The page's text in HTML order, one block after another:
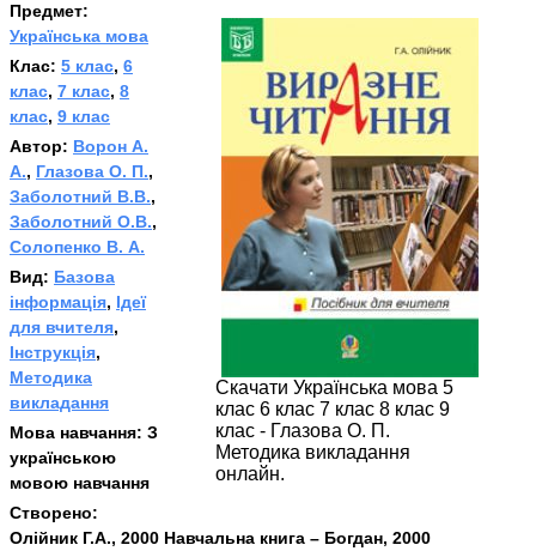
Скачати Українська мова 5
клас 6 клас 7 клас 8 клас 9
клас - Глазова О. П.
Методика викладання
онлайн.
Предмет:
Українська мова
Клас: 5 клас, 6
клас, 7 клас, 8
клас, 9 клас
Автор: Ворон А.
А., Глазова О. П.,
Заболотний В.В.,
Заболотний О.В.,
Солопенко В. А.
Вид: Базова
інформація, Ідеї
для вчителя,
Інструкція,
Методика
викладання
Мова навчання: З
українською
мовою навчання
Створено:
Олійник Г.А., 2000 Навчальна книга – Богдан, 2000